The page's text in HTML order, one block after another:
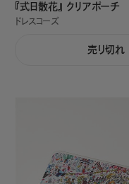
『式日散花』 クリアポーチ
ドレスコーズ
売り切れ